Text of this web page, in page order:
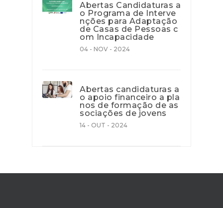
Abertas Candidaturas a
o Programa de Interve
nções para Adaptação
de Casas de Pessoas c
om Incapacidade
04 - NOV - 2024
Abertas candidaturas a
o apoio financeiro a pla
nos de formação de as
sociações de jovens
14 - OUT - 2024